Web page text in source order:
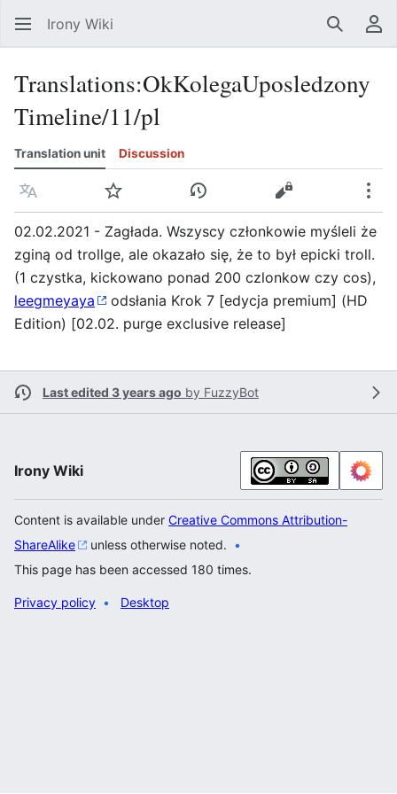
Irony Wiki Search
Translations:OkKolegaUposledzony
Timeline/11/pl
Translation unit Discussion
Language Watch View historyView source
02.02.2021 - Zagłada. Wszyscy członkowie myśleli że
zginą od trollge, ale okazało się, że to był epicki troll.
(1 czystka, kickowano ponad 200 czlonkow czy cos),
leegmeyaya
odsłania Krok 7 [edycja premium] (HD
Edition) [02.02. purge exclusive release]
Last edited 3 years ago by FuzzyBot
Irony Wiki
Content is available under Creative Commons Attribution-
ShareAlike
unless otherwise noted.
This page has been accessed 180 times.
Privacy policy Desktop